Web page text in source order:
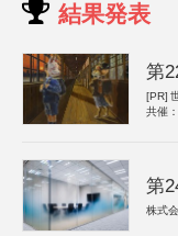
結果発表
第
[PR]
共催
第
株式